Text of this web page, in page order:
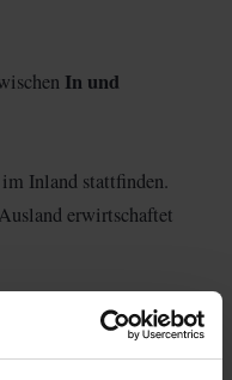
In und
Inland stattfinden.
erwirtschaftet
Dienstleistungen